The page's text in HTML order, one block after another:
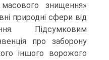
знищення»
природні сфери від
Підсумковим
про заборону
іншого ворожого